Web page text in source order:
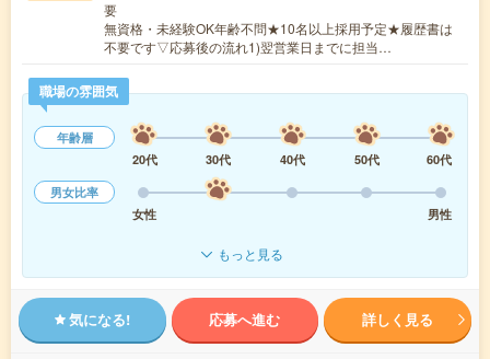
要
無資格・未経験OK年齢不問★10名以上採用予定★履歴書は
不要です▽応募後の流れ1)翌営業日までに担当…
職場の雰囲気
年齢層
20代
30代 40代 50代
60代
男女比率
女性
男性
もっと見る
気になる! 応募へ進む 詳しく見る